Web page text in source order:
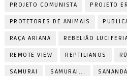
PROJETO COMUNISTA PROJETO
PROTETORES DE ANIMAIS
RAÇA ARIANA REBELIÃO
REMOTE VIEW REPTILIANOS
SAMURAI SAMURAI...